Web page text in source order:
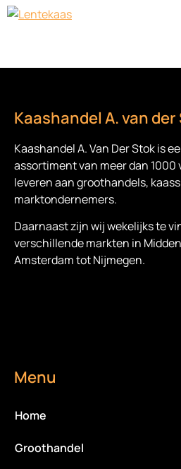
Kaashandel A. van der
Kaashandel A. Van Der Stok is
assortiment van meer dan 1000
leveren aan groothandels,
marktondernemers.
Daarnaast zijn wij wekelijks te
verschillende markten in
Amsterdam tot Nijmegen.
Menu
Home
Groothandel